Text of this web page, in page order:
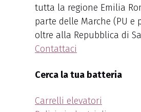
tutta la regione Emilia
parte delle Marche (PU e
oltre alla Repubblica di
Contattaci
Cerca la tua batteria
Carrelli elevatori